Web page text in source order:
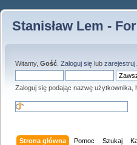
Stanisław Lem -
Witamy, Gość Zaloguj się lub zarejestruj
Zaloguj się podając nazwę użytkownika,
Strona główna Pomoc Szukaj